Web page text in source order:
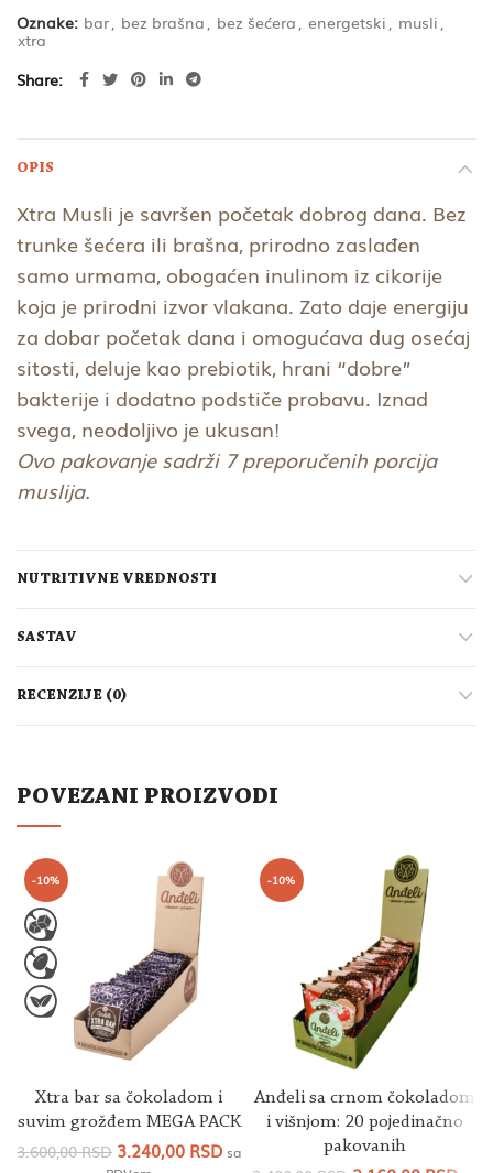
Oznake: bar, bez brašna , bez šećera , energetski , musli ,
xtra
Share
OPIS
Xtra Musli je savršen početak dobrog dana. Bez
trunke šećera ili brašna, prirodno zaslađen
samo urmama, obogaćen inulinom iz cikorije
koja je prirodni izvor vlakana. Zato daje energiju
za dobar početak dana i omogućava dug osećaj
sitosti, deluje kao prebiotik, hrani “dobre”
bakterije i dodatno podstiče probavu. Iznad
svega, neodoljivo je ukusan!
Ovo pakovanje sadrži 7 preporučenih porcija
muslija.
NUTRITIVNE VREDNOSTI
SASTAV
RECENZIJE (0)
POVEZANI PROIZVODI
-10%
Xtra bar sa čokoladom i
suvim grožđem MEGA PACK
3.600,00RSD Originalna
3.240,00 RSDTrenutna
sa
-10%
Anđeli sa crnom čokoladom
i višnjom: 20 pojedinačno
pakovanih